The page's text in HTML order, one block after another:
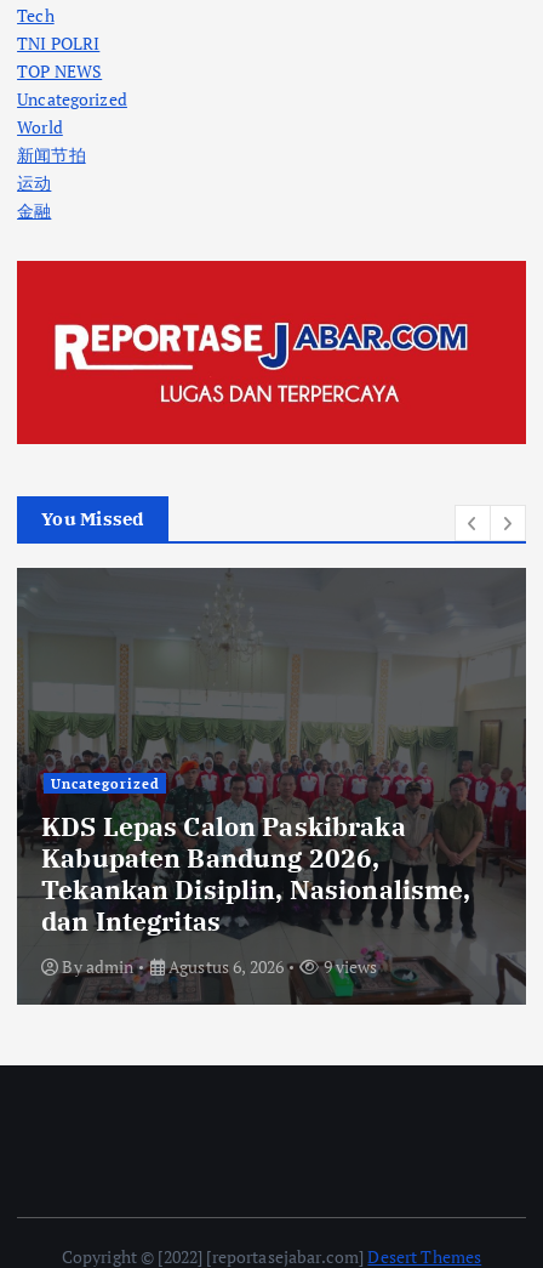
Tech
TNI POLRI
TOP NEWS
Uncategorized
World
新闻节拍
运动
金融
You Missed
Uncategorized
Rehabilitasi Ruang Kelas SMPN 2
Cilengkrang: CV Cipta Purnama
Abadi Diduga Langgar Aturan
Transparansi dan K3
Byadmin Agustus 6, 2026 27 views
Copyright © [2022] [reportasejabar.com]Desert Themes